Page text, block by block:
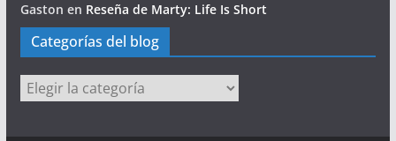
Gaston en Reseña de Marty: Life Is Short
Categorías del blog
Categorías